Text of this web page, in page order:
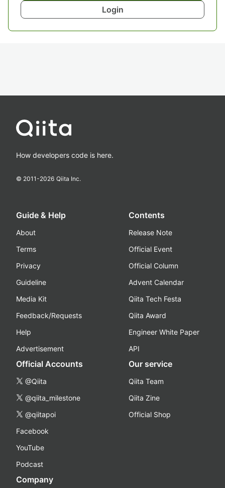
Login
How developers code is here.
© 2011-2026 Qiita Inc.
Guide & Help
About
Terms
Privacy
Guideline
Media Kit
Feedback/Requests
Help
Advertisement
Contents
Release Note
Official Event
Official Column
Advent Calendar
Qiita Tech Festa
Qiita Award
Engineer White Paper
API
Official Accounts
@Qiita
@qiita_milestone
@qiitapoi
Facebook
YouTube
Podcast
Our service
Qiita Team
Qiita Zine
Official Shop
Company